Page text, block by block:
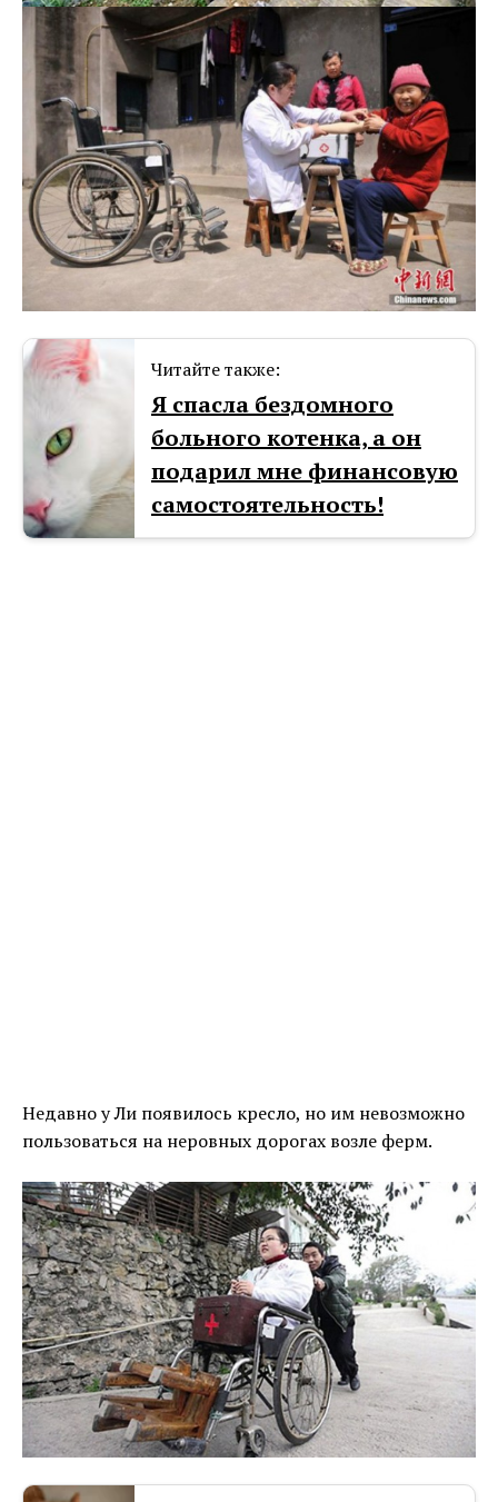
Читайте также:
Я спасла бездомного
больного котенка, а он
подарил мне финансовую
самостоятельность!
Недавно у Ли появилось кресло, но им невозможно
пользоваться на неровных дорогах возле ферм.